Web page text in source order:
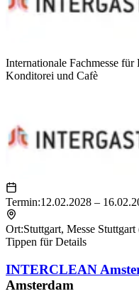
Internationale Fachmesse
Konditorei und Cafè
Termin:12.02.2028 –
Ort:Stuttgart, Messe Stuttgart
Tippen für Details
INTERCLEAN
Amsterdam